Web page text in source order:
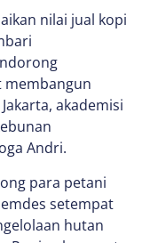
nilai jual kopi
membangun
akademisi
Andri.
para petani
setempat
hutan